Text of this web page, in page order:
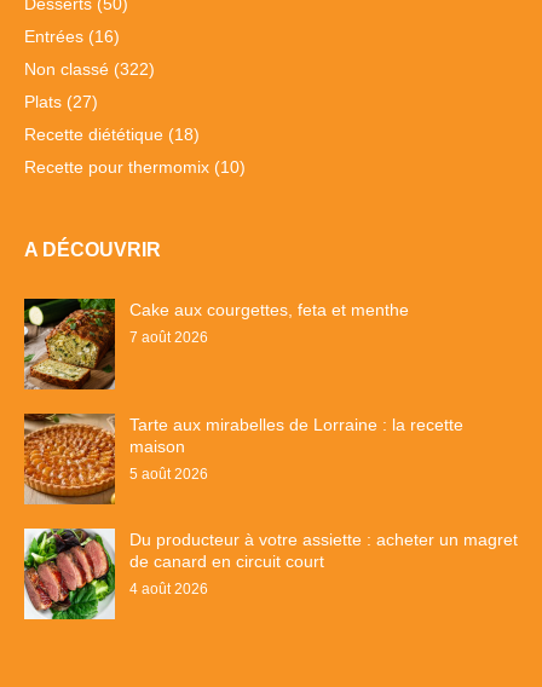
Entrées (16)
Non classé (322)
Plats (27)
Recette diététique (18)
Recette pour thermomix (10)
A DÉCOUVRIR
Cake aux courgettes, feta et menthe
7 août 2026
Tarte aux mirabelles de Lorraine : la recette
maison
5 août 2026
Du producteur à votre assiette : acheter un magret
de canard en circuit court
4 août 2026